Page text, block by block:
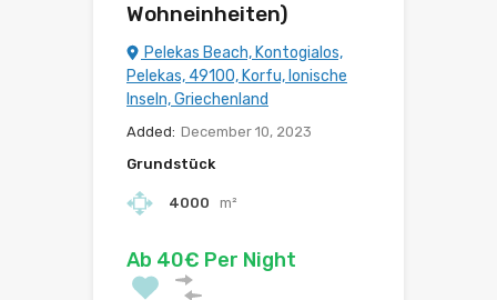
Wohneinheiten)
Pelekas Beach, Kontogialos,
Pelekas, 49100, Korfu, Ionische
Inseln, Griechenland
Added: December 10, 2023
Grundstück
4000 m²
Ab 40€ Per Night